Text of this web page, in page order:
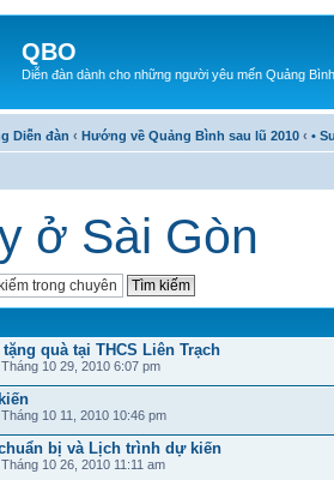
QBO
Diễn đàn dành cho những người yêu mến Quảng Bình
Diễn đàn ‹ Hướng về Quảng Bình sau lũ 2010 ‹ •
ở Sài Gòn
quà tại THCS Liên Trạch
10 29, 2010 6:07 pm
10 11, 2010 10:46 pm
bị và Lịch trình dự kiến
10 26, 2010 11:11 am